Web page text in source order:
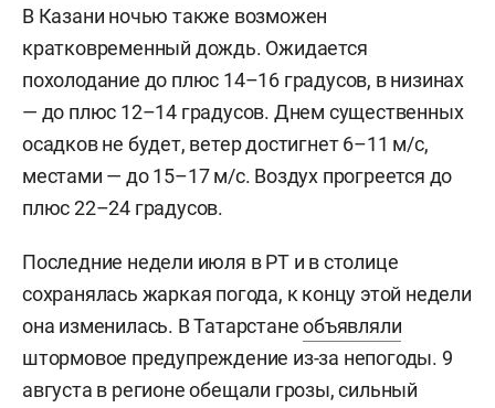
В Казани ночью также возможен
кратковременный дождь. Ожидается
похолодание до плюс 14–16 градусов, в низинах
— до плюс 12–14 градусов. Днем существенных
осадков не будет, ветер достигнет 6–11 м/c,
местами — до 15–17 м/с. Воздух прогреется до
плюс 22–24 градусов.
Последние недели июля в РТ и в столице
сохранялась жаркая погода, к концу этой недели
она изменилась. В Татарстанеобъявляли
штормовое предупреждение из-за непогоды. 9
августа в регионе обещали грозы, сильный